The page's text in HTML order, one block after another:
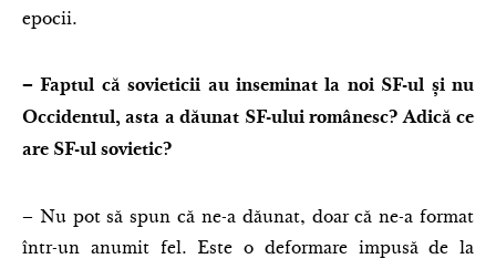
epocii.
– Faptul că sovieticii au inseminat la noi SF-ul și nu
Occidentul, asta a dăunat SF-ului românesc? Adică ce
are SF-ul sovietic?
– Nu pot să spun că ne-a dăunat, doar că ne-a format
într-un anumit fel. Este o deformare impusă de la